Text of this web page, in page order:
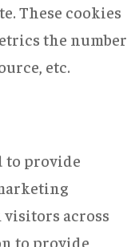
These cookies
the number
etc.
to provide
visitors across
to provide